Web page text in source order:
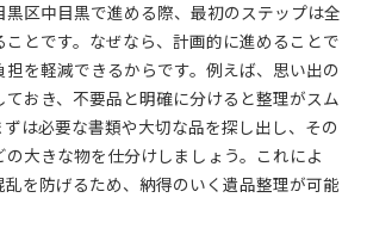
区中目黒で進める際、最初のステップは全
とです。なぜなら、計画的に進めることで
を軽減できるからです。例えば、思い出の
おき、不要品と明確に分けると整理がスム
は必要な書類や大切な品を探し出し、その
大きな物を仕分けしましょう。これによ
乱を防げるため、納得のいく遺品整理が可能